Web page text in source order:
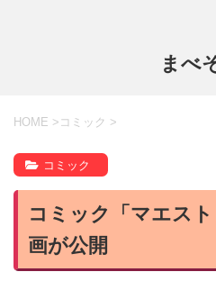
まべ
HOME > コミック >
コミック
コミック「マエス
画が公開